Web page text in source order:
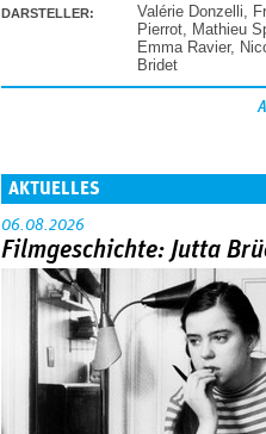
DARSTELLER: Valérie Donzelli
Pierrot Mathieu
Emma Ravier,
Bridet
AKTUELLES
06.08.2026
Filmgeschichte: Jutta